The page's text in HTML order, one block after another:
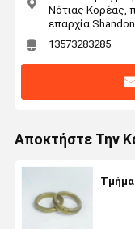
Νότιας Κορέας,
επαρχία
13573283285
Αποκτήστε Την